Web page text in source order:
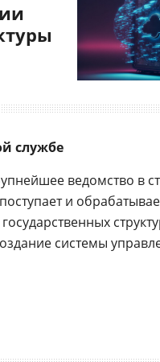
службе
ведомство в
поступает и
системы